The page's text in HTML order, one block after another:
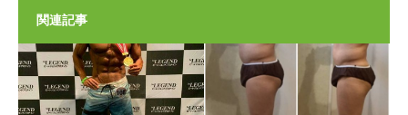
関連記事